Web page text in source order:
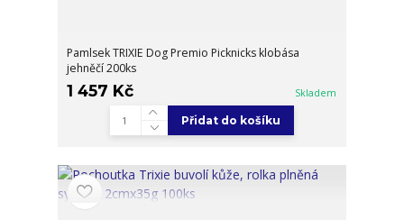
Pamlsek TRIXIE Dog Premio Picknicks klobása
jehněčí 200ks
1 457 Kč Skladem
Přidat do košíku